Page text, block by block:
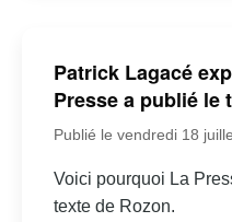
Patrick Lagacé
Presse a publié le
Publié le vendredi 18
Voici pourquoi La
texte de Rozon.